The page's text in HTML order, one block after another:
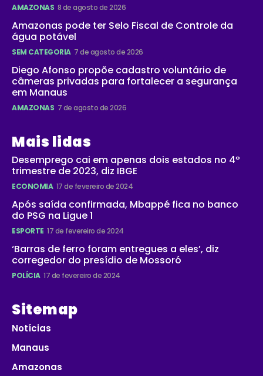
AMAZONAS 8 de agosto de 2026
Amazonas pode ter Selo Fiscal de Controle da
água potável
SEM CATEGORIA 7 de agosto de 2026
Diego Afonso propõe cadastro voluntário de
câmeras privadas para fortalecer a segurança
em Manaus
AMAZONAS 7 de agosto de 2026
Mais lidas
Desemprego cai em apenas dois estados no 4º
trimestre de 2023, diz IBGE
ECONOMIA 17 de fevereiro de 2024
Após saída confirmada, Mbappé fica no banco
do PSG na Ligue 1
ESPORTE 17 de fevereiro de 2024
‘Barras de ferro foram entregues a eles’, diz
corregedor do presídio de Mossoró
POLÍCIA 17 de fevereiro de 2024
Sitemap
Notícias
Manaus
Amazonas